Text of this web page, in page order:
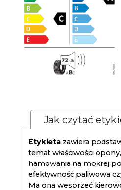
Jak czytać
Etykieta zawiera
temat właściwości
hamowania na mokrej
efektywność paliwowa
Ma ona wesprzeć